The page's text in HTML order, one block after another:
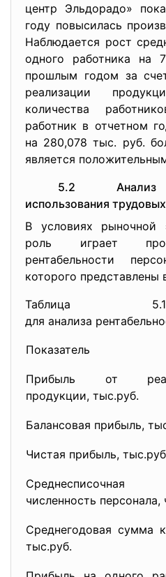
центр Эльдорадо»
году повысилась
Наблюдается рост
одного работника на
прошлым годом за
реализации
количества
работник в отчетном
на 280,078 тыс. руб.
является
5.2 Анализ
использования трудовых
В условиях
роль играет
рентабельности
которого представлены
Таблица
для анализа
Показатель
Прибыль от
продукции, тыс.руб.
Балансовая прибыль,
Чистая прибыль,
Среднесписочная
численность персонала,
Среднегодовая сумма
тыс.руб.